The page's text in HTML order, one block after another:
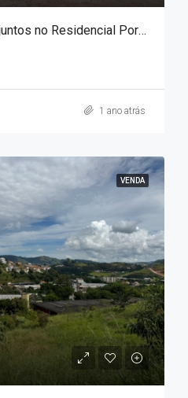
VENDA – 03 Terrenos juntos no Residencial Portal das Águas com área total de 1.051 m²!!!
1 ano atrás
VENDA